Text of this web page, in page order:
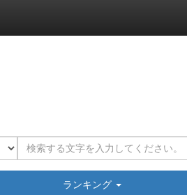
ランキング